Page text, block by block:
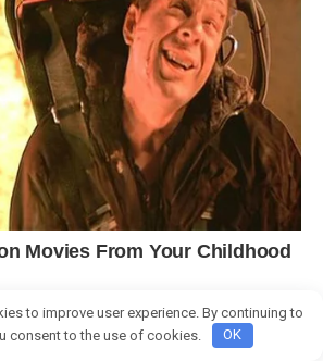
to improve user experience. By continuing to
consent to the use of cookies.
OK